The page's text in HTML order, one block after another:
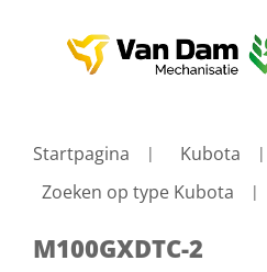
Startpagina
Kubota
Zoeken op type Kubota
M100GXDTC-2